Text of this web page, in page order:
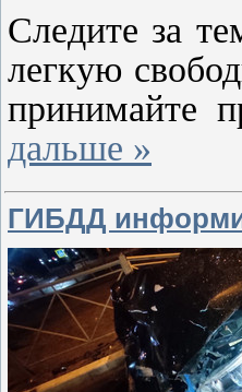
Следите за
легкую
принимайте
дальше »
ГИБДД